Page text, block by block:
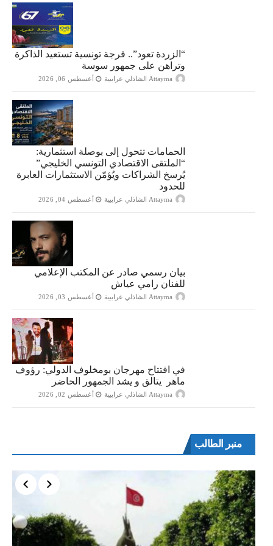
“الزردة تعود”.. فرجة تونسية تستعيد الذاكرة
وتراهن على جمهور سوسة
Attayma الشاذلي عرايبية أغسطس 06, 2026
الحمامات تتحول إلى بوصلة استثمارية:
“الملتقى الاقتصادي التونسي الخليجي”
يُرسخ الشراكات ويُؤمّن الاستثمارات العابرة
للحدود
Attayma الشاذلي عرايبية أغسطس 04, 2026
بيان رسمي صادر عن المكتب الإعلامي
للفنان رامي عياش
Attayma الشاذلي عرايبية أغسطس 03, 2026
في افتتاح مهرجان بومخلوف الدولي: رؤوف
ماهر يتالق و يشد الجمهور الحاضر
Attayma الشاذلي عرايبية أغسطس 02, 2026
منبر الطالب